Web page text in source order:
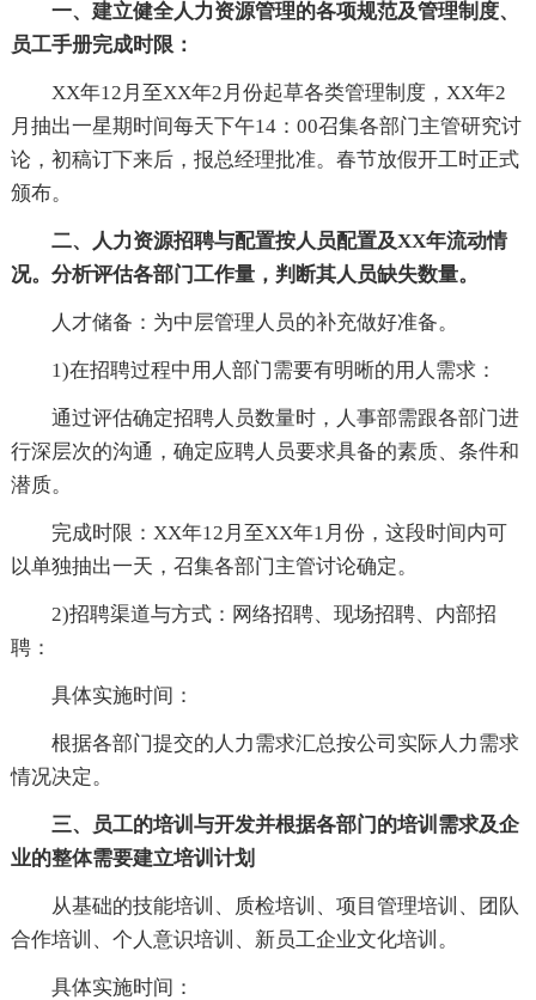
一、建立健全人力资源管理的各项规范及管理制度、
员工手册完成时限：
XX年12月至XX年2月份起草各类管理制度，XX年2
月抽出一星期时间每天下午14：00召集各部门主管研究讨
论，初稿订下来后，报总经理批准。春节放假开工时正式
颁布。
二、人力资源招聘与配置按人员配置及XX年流动情
况。分析评估各部门工作量，判断其人员缺失数量。
人才储备：为中层管理人员的补充做好准备。
1)在招聘过程中用人部门需要有明晰的用人需求：
通过评估确定招聘人员数量时，人事部需跟各部门进
行深层次的沟通，确定应聘人员要求具备的素质、条件和
潜质。
完成时限：XX年12月至XX年1月份，这段时间内可
以单独抽出一天，召集各部门主管讨论确定。
2)招聘渠道与方式：网络招聘、现场招聘、内部招
聘：
具体实施时间：
根据各部门提交的人力需求汇总按公司实际人力需求
情况决定。
三、员工的培训与开发并根据各部门的培训需求及企
业的整体需要建立培训计划
从基础的技能培训、质检培训、项目管理培训、团队
合作培训、个人意识培训、新员工企业文化培训。
具体实施时间：